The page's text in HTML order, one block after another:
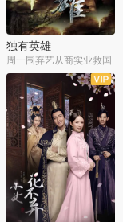
独有英雄
周一围弃艺从商实业救国
全51集